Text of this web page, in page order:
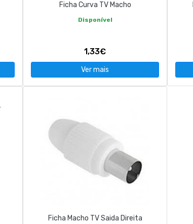
Ficha Curva TV Macho
Disponível
1,33€
Ver mais
Ficha Macho TV Saida Direita